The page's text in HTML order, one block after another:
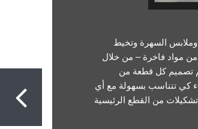
وملابس السهرة وتخيط
من مواد فاخرة – من خلال
تصميم كل قطعة من
كي تتناسب بسهولة مع أي
من القطع الرئيسية